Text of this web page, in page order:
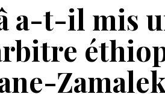
a-t-il mis